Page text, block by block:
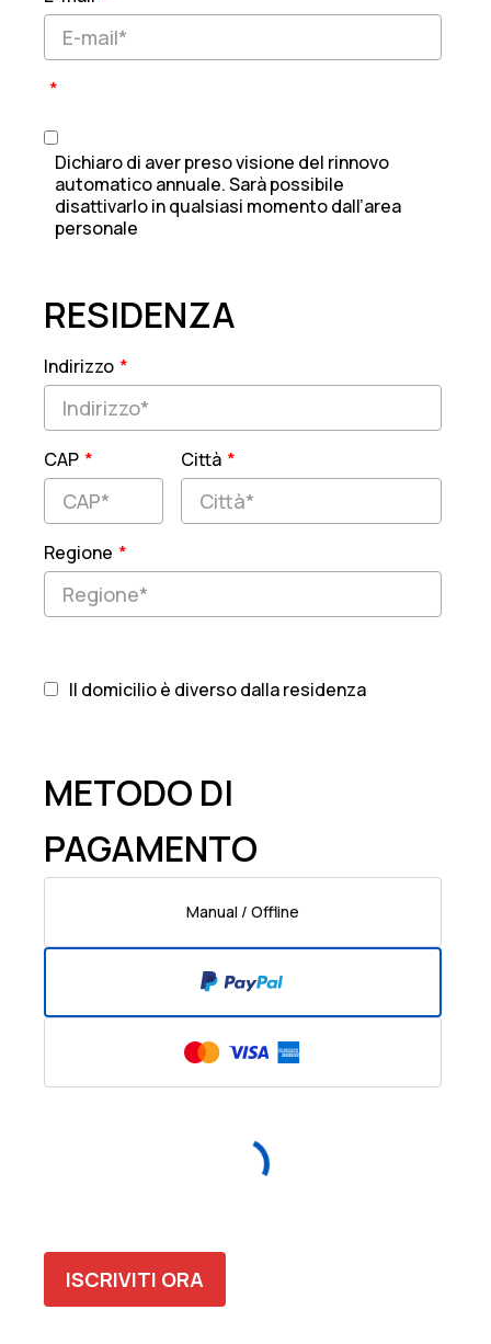
*
Dichiaro di aver preso visione del rinnovo
automatico annuale. Sarà possibile
disattivarlo in qualsiasi momento dall’area
personale
RESIDENZA
Indirizzo *
CAP * Città *
Regione *
Il domicilio è diverso dalla residenza
METODO DI
PAGAMENTO
Manual / Offline